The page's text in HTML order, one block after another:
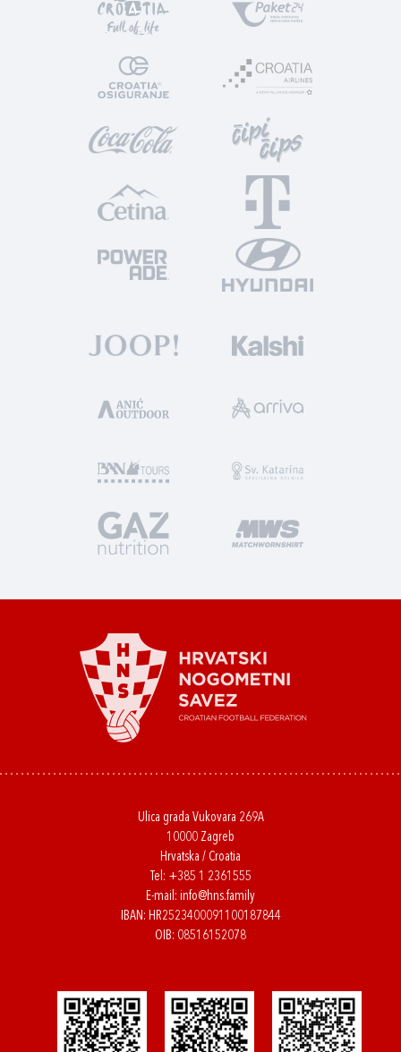
Ulica grada Vukovara 269A
10000 Zagreb
Hrvatska / Croatia
Tel: +385 1 2361555
E-mail: info@hns.family
IBAN: HR2523400091100187844
OIB: 08516152078